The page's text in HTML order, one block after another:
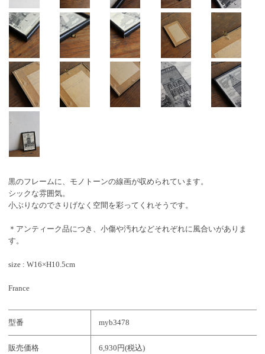
黒のフレームに、モノトーンの線画が収められています。
シックな雰囲気。
小ぶりなのでさりげなく空間を彩ってくれそうです。
＊アンティーク品につき、小傷や汚れなどそれぞれに風合いがありま
す。
size : W16×H10.5cm
France
型番 myb3478
販売価格 6,930円(税込)